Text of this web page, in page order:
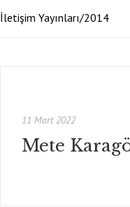
İletişim Yayınları/2014
11 Mart 2022